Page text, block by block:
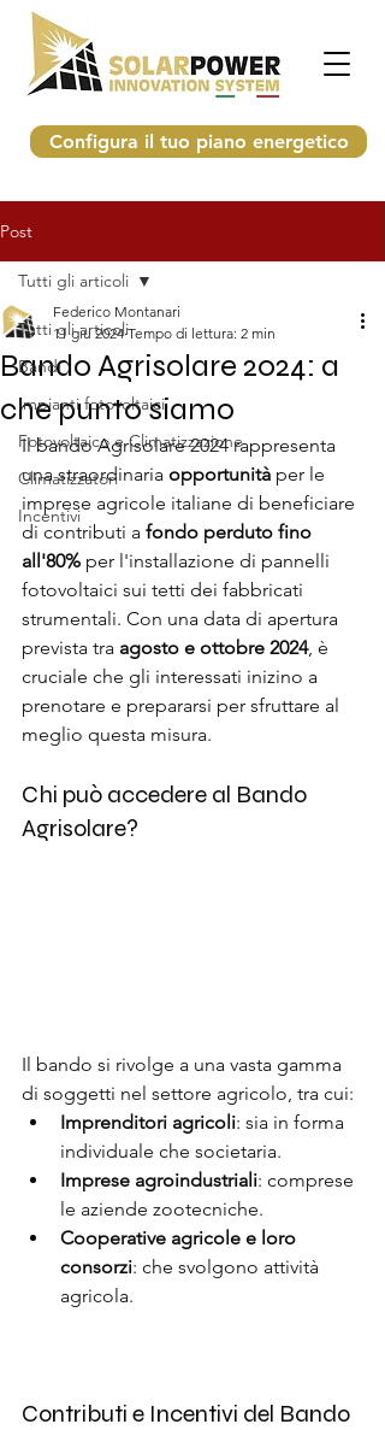
Configura il tuo piano energetico
Post
Tutti gli articoli
Bandi
Impianti fotovoltaici
Fotovoltaico e Climatizzazione
Climatizzatori
Incentivi
Tutti gli articoli
Bando Agrisolare 2024: a
che punto siamo
Federico Montanari
11 giu 2024 Tempo di lettura: 2 min
Il bando Agrisolare 2024 rappresenta
una straordinaria opportunità per le
imprese agricole italiane di beneficiare
di contributi a fondo perduto fino
all'80% per l'installazione di pannelli
fotovoltaici sui tetti dei fabbricati
strumentali. Con una data di apertura
prevista tra agosto e ottobre 2024, è
cruciale che gli interessati inizino a
prenotare e prepararsi per sfruttare al
meglio questa misura.
Chi può accedere al Bando
Agrisolare?
Il bando si rivolge a una vasta gamma
di soggetti nel settore agricolo, tra cui:
Imprenditori agricoli: sia in forma
individuale che societaria.
Imprese agroindustriali: comprese
le aziende zootecniche.
Cooperative agricole e loro
consorzi: che svolgono attività
agricola.
Contributi e Incentivi del Bando